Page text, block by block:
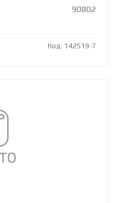
90802
Код: 142519-7